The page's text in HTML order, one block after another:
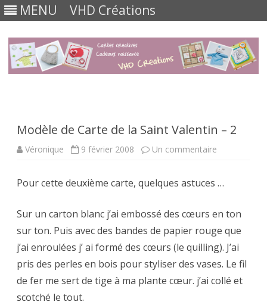
MENU VHD Créations
Modèle de Carte de la Saint Valentin – 2
Véronique 9 février 2008 Un commentaire
–
Pour cette deuxième carte, quelques astuces …
Sur un carton blanc j’ai embossé des cœurs en ton
sur ton. Puis avec des bandes de papier rouge que
j’ai enroulées j’ ai formé des cœurs (le quilling). J’ai
pris des perles en bois pour styliser des vases. Le fil
de fer me sert de tige à ma plante cœur. j’ai collé et
scotché le tout.